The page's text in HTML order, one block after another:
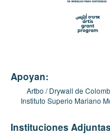
Apoyan:
Artbo Drywall de
Instituto Superio Mariano
Instituciones